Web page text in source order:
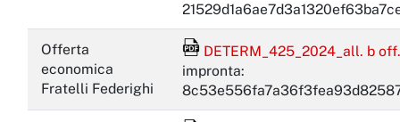
Offerta
economica
Fratelli Federighi
File Acrobat Reader
DETERM_425_2024_all. b
impronta: